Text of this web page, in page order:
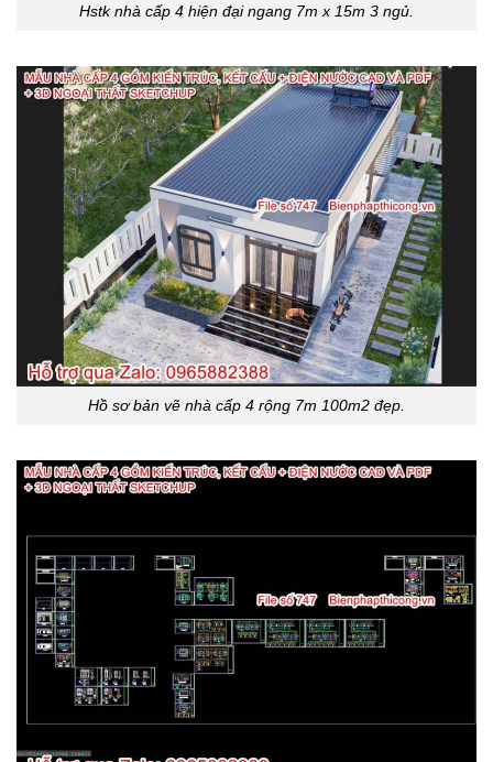
Hstk nhà cấp 4 hiện đại ngang 7m x 15m 3 ngủ.
Hồ sơ bản vẽ nhà cấp 4 rộng 7m 100m2 đẹp.